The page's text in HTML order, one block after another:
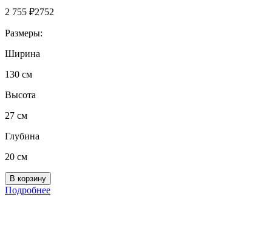
2 755 ₽2752
Размеры:
Ширина
130 см
Высота
27 см
Глубина
20 см
Подробнее